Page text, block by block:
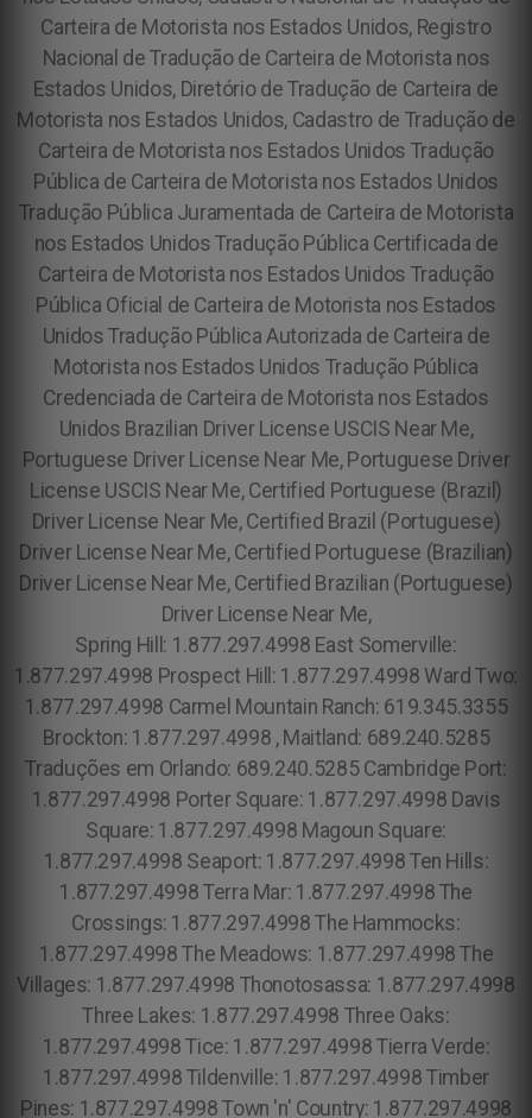
Carteira de Motorista nos Estados Unidos, Registro
Nacional de Tradução de Carteira de Motorista nos
Estados Unidos, Diretório de Tradução de Carteira de
Motorista nos Estados Unidos, Cadastro de Tradução de
Carteira de Motorista nos Estados Unidos Tradução
Pública de Carteira de Motorista nos Estados Unidos
Tradução Pública Juramentada de Carteira de Motorista
nos Estados Unidos Tradução Pública Certificada de
Carteira de Motorista nos Estados Unidos Tradução
Pública Oficial de Carteira de Motorista nos Estados
Unidos Tradução Pública Autorizada de Carteira de
Motorista nos Estados Unidos Tradução Pública
Credenciada de Carteira de Motorista nos Estados
Unidos Brazilian Driver License USCIS Near Me,
Portuguese Driver License Near Me, Portuguese Driver
License USCIS Near Me, Certified Portuguese (Brazil)
Driver License Near Me, Certified Brazil (Portuguese)
Driver License Near Me, Certified Portuguese (Brazilian)
Driver License Near Me, Certified Brazilian (Portuguese)
Driver License Near Me,
Spring Hill: 1.877.297.4998 East Somerville:
1.877.297.4998 Prospect Hill: 1.877.297.4998 Ward Two:
1.877.297.4998 Carmel Mountain Ranch: 619.345.3355
Brockton: 1.877.297.4998 , Maitland: 689.240.5285
Traduções em Orlando: 689.240.5285 Cambridge Port:
1.877.297.4998 Porter Square: 1.877.297.4998 Davis
Square: 1.877.297.4998 Magoun Square:
1.877.297.4998 Seaport: 1.877.297.4998 Ten Hills:
1.877.297.4998 Terra Mar: 1.877.297.4998 The
Crossings: 1.877.297.4998 The Hammocks:
1.877.297.4998 The Meadows: 1.877.297.4998 The
Villages: 1.877.297.4998 Thonotosassa: 1.877.297.4998
Three Lakes: 1.877.297.4998 Three Oaks:
1.877.297.4998 Tice: 1.877.297.4998 Tierra Verde:
1.877.297.4998 Tildenville: 1.877.297.4998 Timber
Pines: 1.877.297.4998 Town 'n' Country: 1.877.297.4998